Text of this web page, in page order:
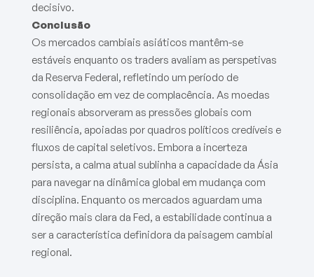
decisivo.
Conclusão
Os mercados cambiais asiáticos mantêm-se
estáveis enquanto os traders avaliam as perspetivas
da Reserva Federal, refletindo um período de
consolidação em vez de complacência. As moedas
regionais absorveram as pressões globais com
resiliência, apoiadas por quadros políticos credíveis e
fluxos de capital seletivos. Embora a incerteza
persista, a calma atual sublinha a capacidade da Ásia
para navegar na dinâmica global em mudança com
disciplina. Enquanto os mercados aguardam uma
direção mais clara da Fed, a estabilidade continua a
ser a característica definidora da paisagem cambial
regional.